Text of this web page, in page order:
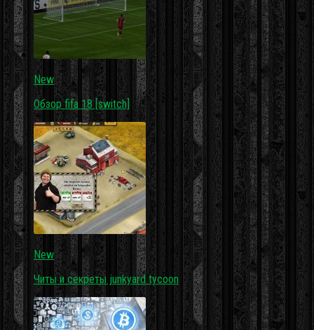
New
Обзор fifa 18 [switch]
New
Читы и секреты junkyard tycoon